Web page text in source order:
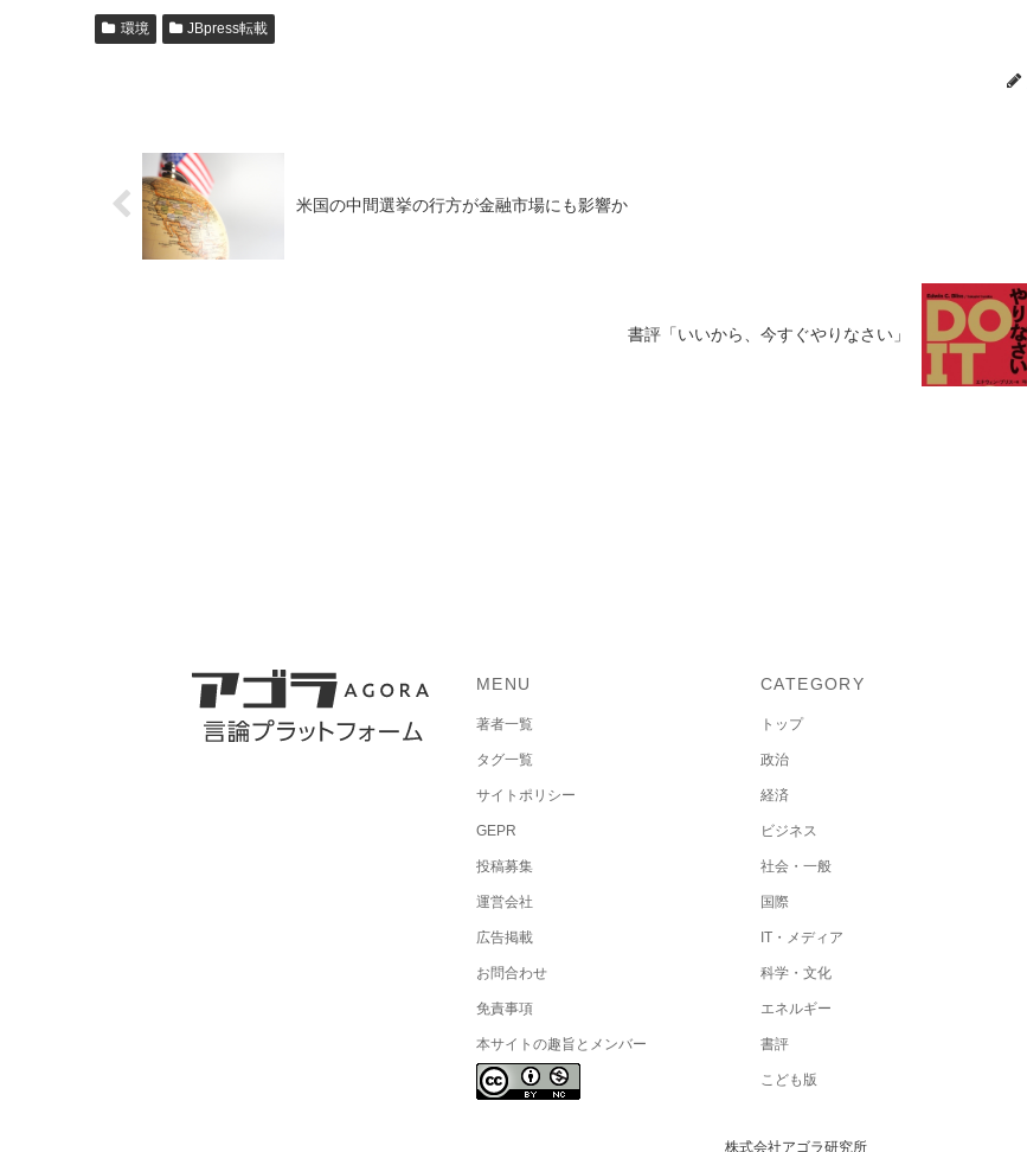
環境 JBpress転載
米国の中間選挙の行方が金融市場にも影響か
書評「いいから、今すぐやりなさい」
MENU
著者一覧
タグ一覧
サイトポリシー
GEPR
投稿募集
運営会社
広告掲載
お問合わせ
免責事項
本サイトの趣旨とメンバー
CATEGORY
トップ
政治
経済
ビジネス
社会・一般
国際
IT・メディア
科学・文化
エネルギー
書評
こども版
株式会社アゴラ研究所